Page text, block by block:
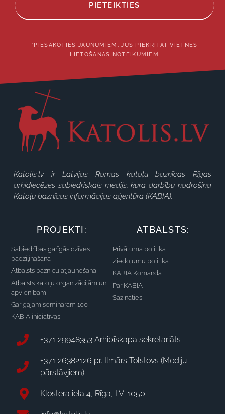
PIETEIKTIES
*PIESAKOTIES JAUNUMIEM, JŪS PIEKRĪTAT VIETNES
LIETOŠANAS NOTEIKUMIEM
Katolis.lv ir Latvijas Romas katoļu baznīcas Rīgas
arhidiecēzes sabiedriskais medijs, kura darbību nodrošina
Katoļu baznīcas informācijas aģentūra (KABIA).
PROJEKTI:
Sabiedrības garīgās dzīves
padziļināšana
Atbalsts baznīcu atjaunošanai
Atbalsts katoļu organizācijām un
apvienībām
Garīgajam semināram 100
KABIA iniciatīvas
ATBALSTS:
Privātuma politika
Ziedojumu politika
KABIA Komanda
Par KABIA
Sazināties
+371 29948353 Arhibīskapa sekretariāts
+371 26382126 pr. Ilmārs Tolstovs (Mediju
pārstāvjiem)
Klostera iela 4, Rīga, LV-1050